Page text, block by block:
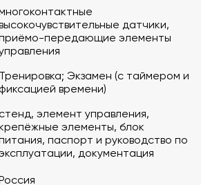
Россия
эксплуатации
:
3 мм, МДФ 4 мм
датчики,
передающие элементы
Тренировка; Экзамен (с таймером и
фиксацией времени)
стенд, элемент управления,
элементы, блок
паспорт и руководство по
документация